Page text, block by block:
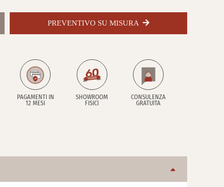
PREVENTIVO SU MISURA
PAGAMENTI IN
12 MESI
SHOWROOM
FISICI
CONSULENZA
GRATUITA